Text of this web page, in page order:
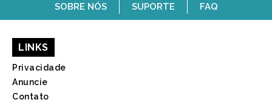
SOBRE NÓS SUPORTE FAQ
LINKS
Privacidade
Anuncie
Contato